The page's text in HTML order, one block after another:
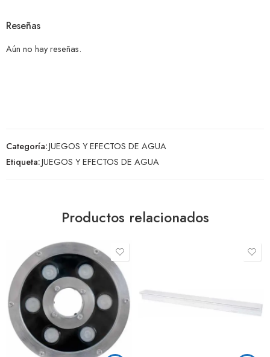
Reseñas
Aún no hay reseñas.
Categoría:JUEGOS Y EFECTOS DE AGUA
Etiqueta:JUEGOS Y EFECTOS DE AGUA
Productos relacionados